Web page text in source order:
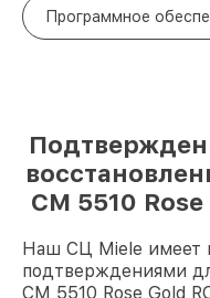
Программное
CM 5510
Наш СЦ Miele имеет
подтверждениями
CM 5510 Rose Gold